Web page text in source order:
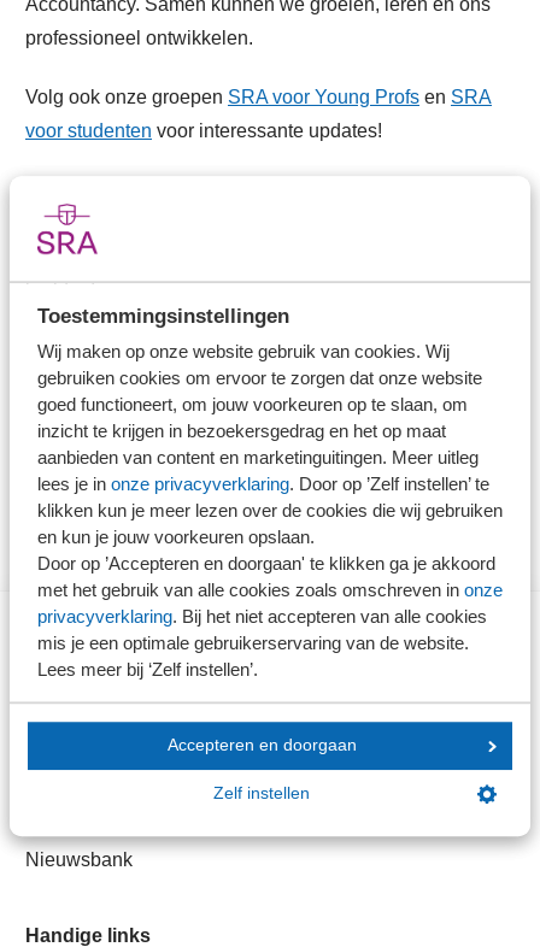
Toestemmingsinstellingen
Wij maken op onze website gebruik van cookies. Wij
gebruiken cookies om ervoor te zorgen dat onze website
goed functioneert, om jouw voorkeuren op te slaan, om
inzicht te krijgen in bezoekersgedrag en het op maat
aanbieden van content en marketinguitingen. Meer uitleg
lees je in onze privacyverklaring. Door op ’Zelf instellen’ te
klikken kun je meer lezen over de cookies die wij gebruiken
en kun je jouw voorkeuren opslaan.
Door op ’Accepteren en doorgaan' te klikken ga je akkoord
met het gebruik van alle cookies zoals omschreven in onze
privacyverklaring. Bij het niet accepteren van alle cookies
mis je een optimale gebruikerservaring van de website.
Lees meer bij ‘Zelf instellen’.
Accepteren en doorgaan
Zelf instellen
professioneel ontwikkelen.
Volg ook onze groepen SRA voor Young Profs en SRA
voor studenten voor interessante updates!
jullie steun en betrokkenheid. We waarderen jullie enorm
en kijken ernaar uit om ons
breiden!
Overige social media kanalen
Vanzelfsprekend zijn we ook actief op Instagram,
enFacebook.
Direct naar
Stel je vaktechnische vraag
Nieuwsbank
Handige links